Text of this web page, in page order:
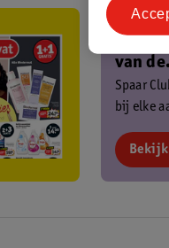
Ben
van de
Club?
Spaar
bij elke